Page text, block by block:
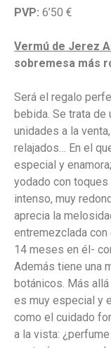
PVP: 6’50 €
Vermú de Jerez
sobremesa más
Será el regalo
bebida. Se trata de
unidades a la
relajados… En el
especial y
yodado con toques
intenso, muy
aprecia la
entremezclada
14 meses en él-
Además tiene una
botánicos. Más
es muy especial y
como el cuidado
a la vista: